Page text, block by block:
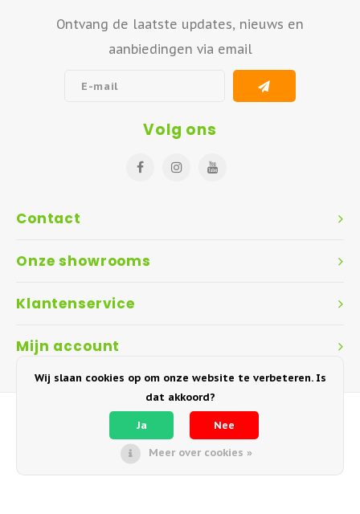
Contact
Ontvang de laatste updates, nieuws en
aanbiedingen via email
Volg ons
Onze showrooms
Klantenservice
Mijn account
© Copyright 2018-2026 Garden Interiors
Wij slaan cookies op om onze website te verbeteren. Is
dat akkoord?
Ja Nee
Meer over cookies »